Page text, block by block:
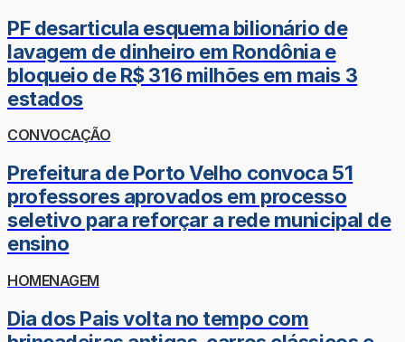
PF desarticula esquema bilionário de
lavagem de dinheiro em Rondônia e
bloqueio de R$ 316 milhões em mais 3
estados
CONVOCAÇÃO
Prefeitura de Porto Velho convoca 51
professores aprovados em processo
seletivo para reforçar a rede municipal de
ensino
HOMENAGEM
Dia dos Pais volta no tempo com